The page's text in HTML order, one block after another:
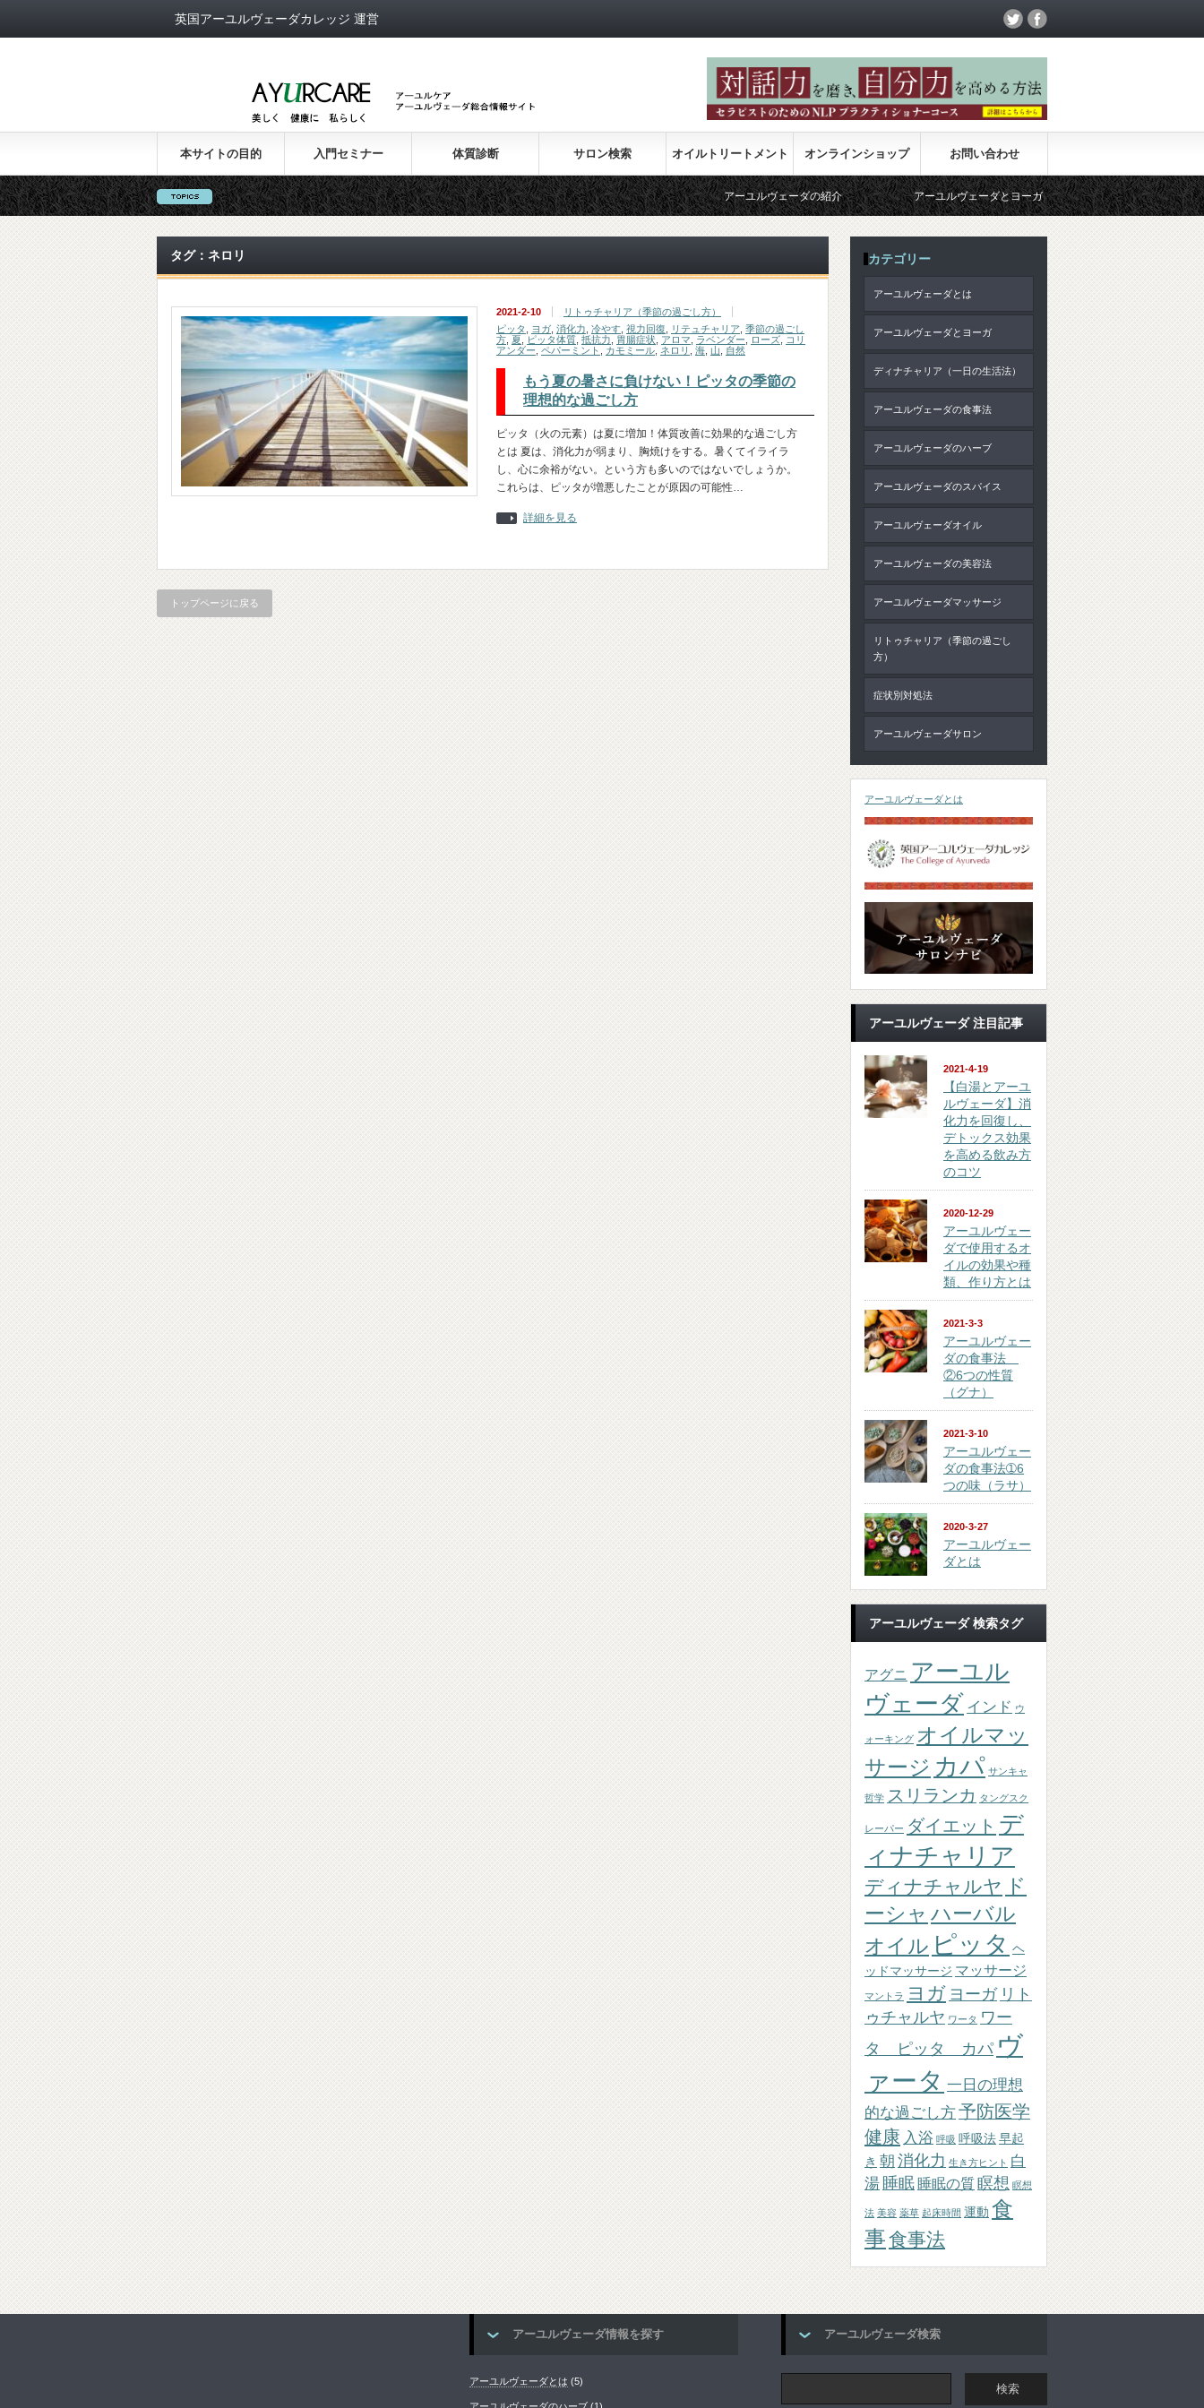
本サイトの目的 入門セミナー 体質診断 サロン検索 オイルトリートメント オンラインショップ お問い合わせ
アーユルヴェーダの紹介 アーユルヴェーダとヨーガ サンキャ哲学
英国アーユルヴェーダカレッジ 運営
タグ：ネロリ
2021-2-10
リトゥチャリア（季節の過ごし方）
ピッタ
ヨガ 消化力 冷やす 視力回復 リテュチャリア 季節の過ごし
方 夏 ピッタ体質 抵抗力 胃腸症状 アロマ ラベンダー ローズ
コリ
アンダー ペパーミント カモミール ネロリ 海 山 自然
もう夏の暑さに負けない！ピッタの季節の
理想的な過ごし方
ピッタ（火の元素）は夏に増加！体質改善に効果的な過ごし方
とは 夏は、消化力が弱まり、胸焼けをする。暑くてイライラ
し、心に余裕がない。という方も多いのではないでしょうか。
これらは、ピッタが増悪したことが原因の可能性…
詳細を見る
トップページに戻る
カテゴリー
アーユルヴェーダとは
アーユルヴェーダとヨーガ
ディナチャリア（一日の生活法）
アーユルヴェーダの食事法
アーユルヴェーダのハーブ
アーユルヴェーダのスパイス
アーユルヴェーダオイル
アーユルヴェーダの美容法
アーユルヴェーダマッサージ
リトゥチャリア（季節の過ごし
方）
症状別対処法
アーユルヴェーダサロン
アーユルヴェーダとは
アーユルヴェーダ 注目記事
2021-4-19
【白湯とアーユ
ルヴェーダ】消
化力を回復し、
デトックス効果
を高める飲み方
のコツ
2020-12-29
アーユルヴェー
ダで使用するオ
イルの効果や種
類、作り方とは
2021-3-3
アーユルヴェー
ダの食事法
②6つの性質
（グナ）
2021-3-10
アーユルヴェー
ダの食事法➀6
つの味（ラサ）
2020-3-27
アーユルヴェー
ダとは
アーユルヴェーダ 検索タグ
アグニ アーユル
ヴェーダ インド ウ
ォーキング オイルマッ
サージ カパ サンキャ
哲学 スリランカ タングスク
レーパー ダイエット デ
ィナチャリア
ディナチャルヤ ド
ーシャ ハーバル
オイル ピッタ ヘ
ッドマッサージ マッサージ
マントラ ヨガ ヨーガ リト
ゥチャルヤ ワータ ワー
タ ピッタ カパ ヴ
ァータ 一日の理想
的な過ごし方予防医学
健康 入浴 呼吸 呼吸法 早起
き 朝 消化力 生き方ヒント 白
湯 睡眠 睡眠の質瞑想 瞑想
法 美容 薬草 起床時間 運動 食
事食事法
アーユルヴェーダ情報を探す
アーユルヴェーダとは (5)
アーユルヴェーダ検索